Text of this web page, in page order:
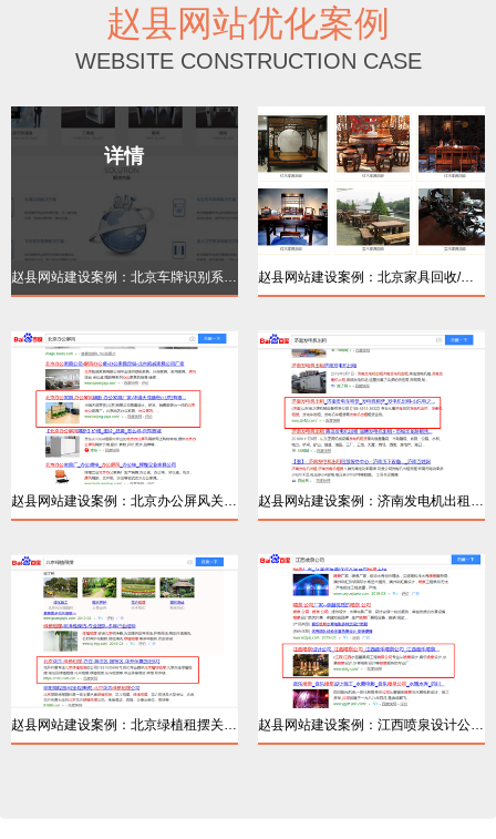
赵县网站优化案例
WEBSITE CONSTRUCTION CASE
详情
赵县网站建设案例：北京车牌识别系统【品牌
详情
赵县网站建设案例：北京家具回收/红木家居回
详情
赵县网站建设案例：北京办公屏风关键词排名
详情
赵县网站建设案例：济南发电机出租百度优化
详情
赵县网站建设案例：北京绿植租摆关键词排名
详情
赵县网站建设案例：江西喷泉设计公司关键词